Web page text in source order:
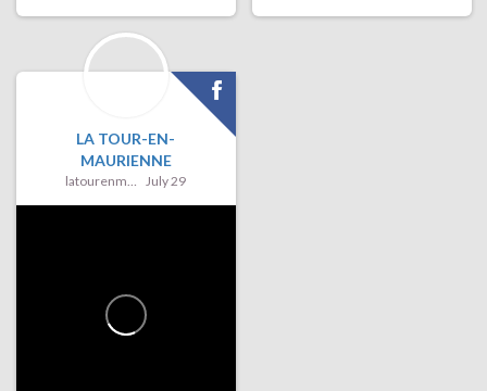
LA TOUR-EN-
MAURIENNE
latourenmaurienne July 29